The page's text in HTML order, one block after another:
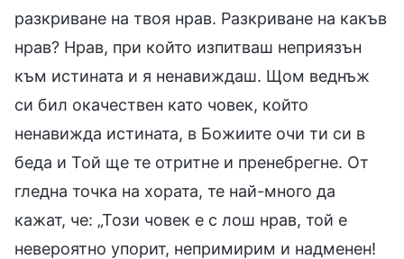
разкриване на твоя нрав. Разкриване на какъв
нрав? Нрав, при който изпитваш неприязън
към истината и я ненавиждаш. Щом веднъж
си бил окачествен като човек, който
ненавижда истината, в Божиите очи ти си в
беда и Той ще те отритне и пренебрегне. От
гледна точка на хората, те най-много да
кажат, че: „Този човек е с лош нрав, той е
невероятно упорит, непримирим и надменен!